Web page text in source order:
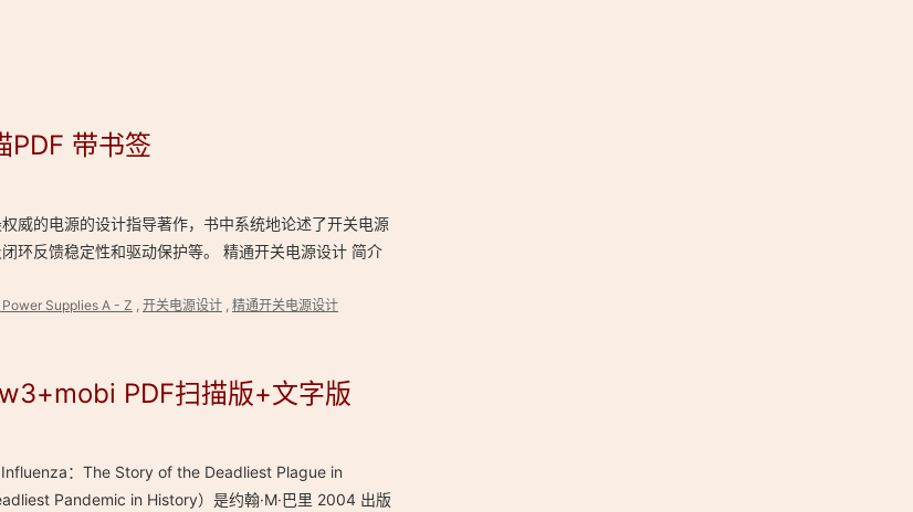
PDF 带书签
威的电源的设计指导著作，书中系统地论述了开关电源
环反馈稳定性和驱动保护等。 精通开关电源设计 简介
Supplies A - Z , 开关电源设计 , 精通开关电源设计
PDF扫描版+文字版
：The Story of the Deadliest Plague in
Pandemic in History）是约翰·M·巴里 2004 出版